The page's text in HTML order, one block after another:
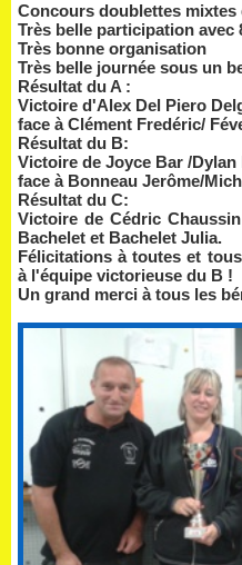
Concours doublettes mixtes
Très belle participation avec
Très bonne organisation
Très belle journée sous un
Résultat du A :
Victoire d'Alex Del Piero
face à Clément Fredéric/
Résultat du B:
Victoire de Joyce Bar /Dylan
face à Bonneau Jerôme/
Résultat du C:
Victoire de Cédric
Bachelet et Bachelet Julia.
Félicitations à toutes et
à l'équipe victorieuse du B !
Un grand merci à tous les